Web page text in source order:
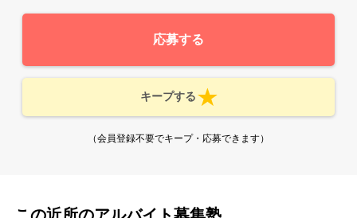
応募する
キープする
（会員登録不要でキープ・応募できます）